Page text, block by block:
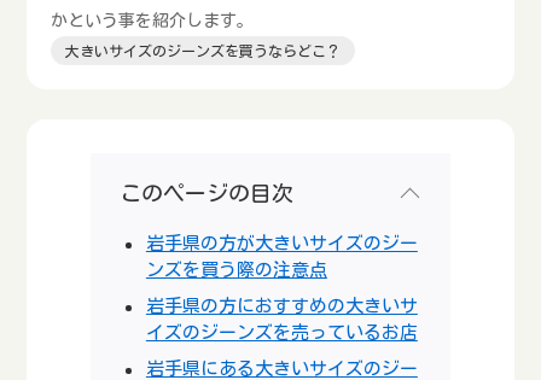
かという事を紹介します。
大きいサイズのジーンズを買うならどこ？
このページの目次
岩手県の方が大きいサイズのジー
ンズを買う際の注意点
岩手県の方におすすめの大きいサ
イズのジーンズを売っているお店
岩手県にある大きいサイズのジー